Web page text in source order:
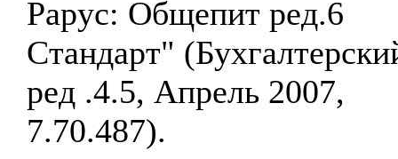
Рарус: Общепит ред.6
Стандарт"
ред .4.5, Апрель 2007,
7.70.487).